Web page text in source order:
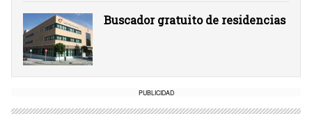
Buscador gratuito de residencias
PUBLICIDAD